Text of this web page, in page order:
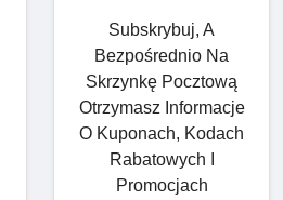
Subskrybuj, A
Bezpośrednio Na
Skrzynkę Pocztową
Otrzymasz Informacje
O Kuponach, Kodach
Rabatowych I
Promocjach